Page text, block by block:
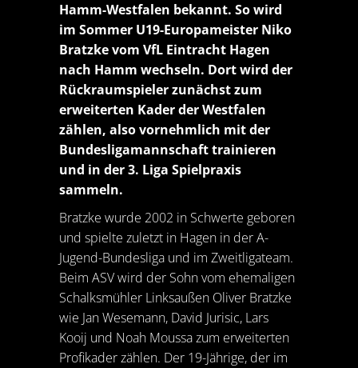
Hamm-Westfalen bekannt. So wird
im Sommer U19-Europameister Niko
Bratzke vom VfL Eintracht Hagen
nach Hamm wechseln. Dort wird der
Rückraumspieler zunächst zum
erweiterten Kader der Westfalen
zählen, also vornehmlich mit der
Bundesligamannschaft trainieren
und in der 3. Liga Spielpraxis
sammeln.
Bratzke wurde 2002 in Schwerte geboren
und spielte zuletzt in Hagen in der A-
Jugend-Bundesliga und im Zweitligateam.
Beim ASV wird der Sohn vom ehemaligen
Schalksmühler Linksaußen Oliver Bratzke
wie Jan Wesemann, David Jurisic, Lars
Kooij und Noah Moussa zum erweiterten
Profikader zählen. Der 19-Jährige, der im